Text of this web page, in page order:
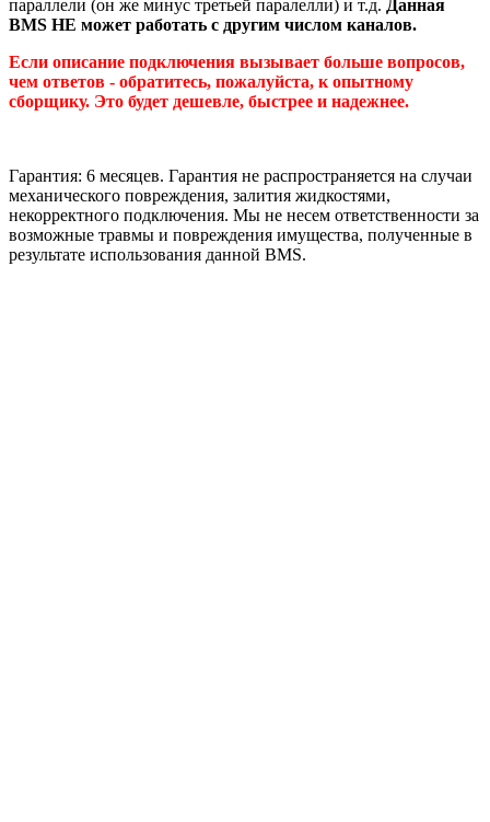
параллели (он же минус третьей паралелли) и т.д. Данная
BMS НЕ может работать с другим числом каналов.
Если описание подключения вызывает больше вопросов,
чем ответов - обратитесь, пожалуйста, к опытному
сборщику. Это будет дешевле, быстрее и надежнее.
Гарантия: 6 месяцев. Гарантия не распространяется на случаи
механического повреждения, залития жидкостями,
некорректного подключения. Мы не несем ответственности за
возможные травмы и повреждения имущества, полученные в
результате использования данной BMS.